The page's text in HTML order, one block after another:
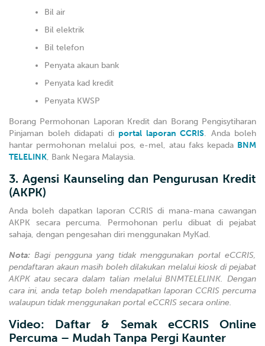
Bil air
Bil elektrik
Bil telefon
Penyata akaun bank
Penyata kad kredit
Penyata KWSP
Borang Permohonan Laporan Kredit dan Borang Pengisytiharan
Pinjaman boleh didapati di portal laporan CCRIS. Anda boleh
hantar permohonan melalui pos, e-mel, atau faks kepada BNM
TELELINK, Bank Negara Malaysia.
3. Agensi Kaunseling dan Pengurusan Kredit
(AKPK)
Anda boleh dapatkan laporan CCRIS di mana-mana cawangan
AKPK secara percuma. Permohonan perlu dibuat di pejabat
sahaja, dengan pengesahan diri menggunakan MyKad.
Nota: Bagi pengguna yang tidak menggunakan portal eCCRIS,
pendaftaran akaun masih boleh dilakukan melalui kiosk di pejabat
AKPK atau secara dalam talian melalui BNMTELELINK. Dengan
cara ini, anda tetap boleh mendapatkan laporan CCRIS percuma
walaupun tidak menggunakan portal eCCRIS secara online.
Video: Daftar & Semak eCCRIS Online
Percuma – Mudah Tanpa Pergi Kaunter